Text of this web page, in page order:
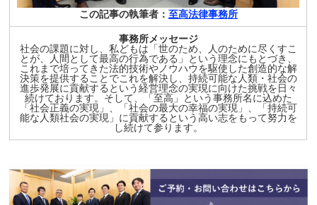
この記事の執筆者： 至高法律事務所
事務所メッセージ
社会の課題に対し、私どもは「世のため、人のために尽くすこ
とが、人間として最高の行為である」という理念にもとづき、
これまで培ってきた法的技術やノウハウを駆使した創造的な解
決策を提供することでこれを解決し、持続可能な人類・社会の
進歩発展に貢献するという経営理念の実現に向けた挑戦を日々
続けております。そして、「至高」という事務所名に込めた
「社会正義の実現」、「社会の最大の幸福の実現」、「持続可
能な人類社会の実現」に貢献するという高い志をもって努力を
し続けて参ります。